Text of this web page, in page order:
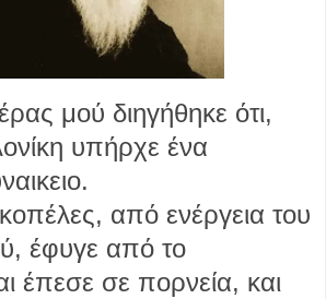
μού διηγήθηκε ότι,
υπήρχε ένα
από ενέργεια του
έφυγε από το
έπεσε σε πορνεία, και